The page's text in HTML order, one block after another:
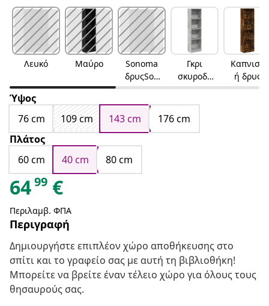
Λευκό Μαύρο
Sonoma
δρυςSon
oma
Δρυς
Γκρι
σκυροδέ
ματος
Καπνιστ
ή δρυς
Ύψος
76 cm
109 cm 143 cm
176 cm
Πλάτος
60 cm
40 cm 80 cm
6499 €
Περιλαμβ. ΦΠΑ
Περιγραφή
Δημιουργήστε επιπλέον χώρο αποθήκευσης στο
σπίτι και το γραφείο σας με αυτή τη βιβλιοθήκη!
Μπορείτε να βρείτε έναν τέλειο χώρο για όλους τους
θησαυρούς σας.